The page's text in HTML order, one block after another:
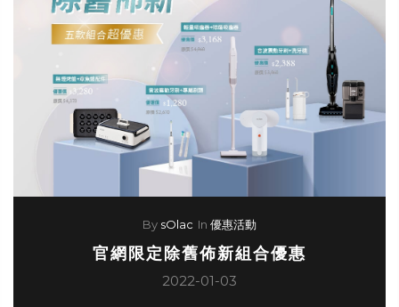
By sOlac In 優惠活動
官網限定除舊佈新組合優惠
2022-01-03